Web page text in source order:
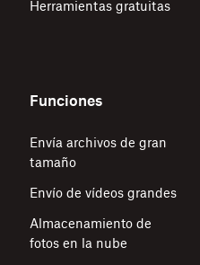
Herramientas gratuitas
Funciones
Envía archivos de gran
tamaño
Envío de vídeos grandes
Almacenamiento de
fotos en la nube